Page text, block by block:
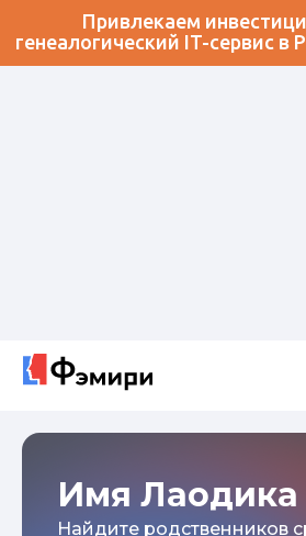
Привлекаем
генеалогический IT-сервис в
Имя Лаодика
Найдите родственников